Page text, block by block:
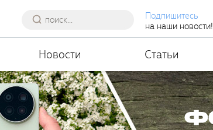
Подпишитесь
на наши новости!
Новости Статьи